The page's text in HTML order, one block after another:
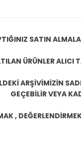
SATIN
ÜRÜNLER ALICI
ARŞİVİMİZİN
GEÇEBİLİR VEYA
,